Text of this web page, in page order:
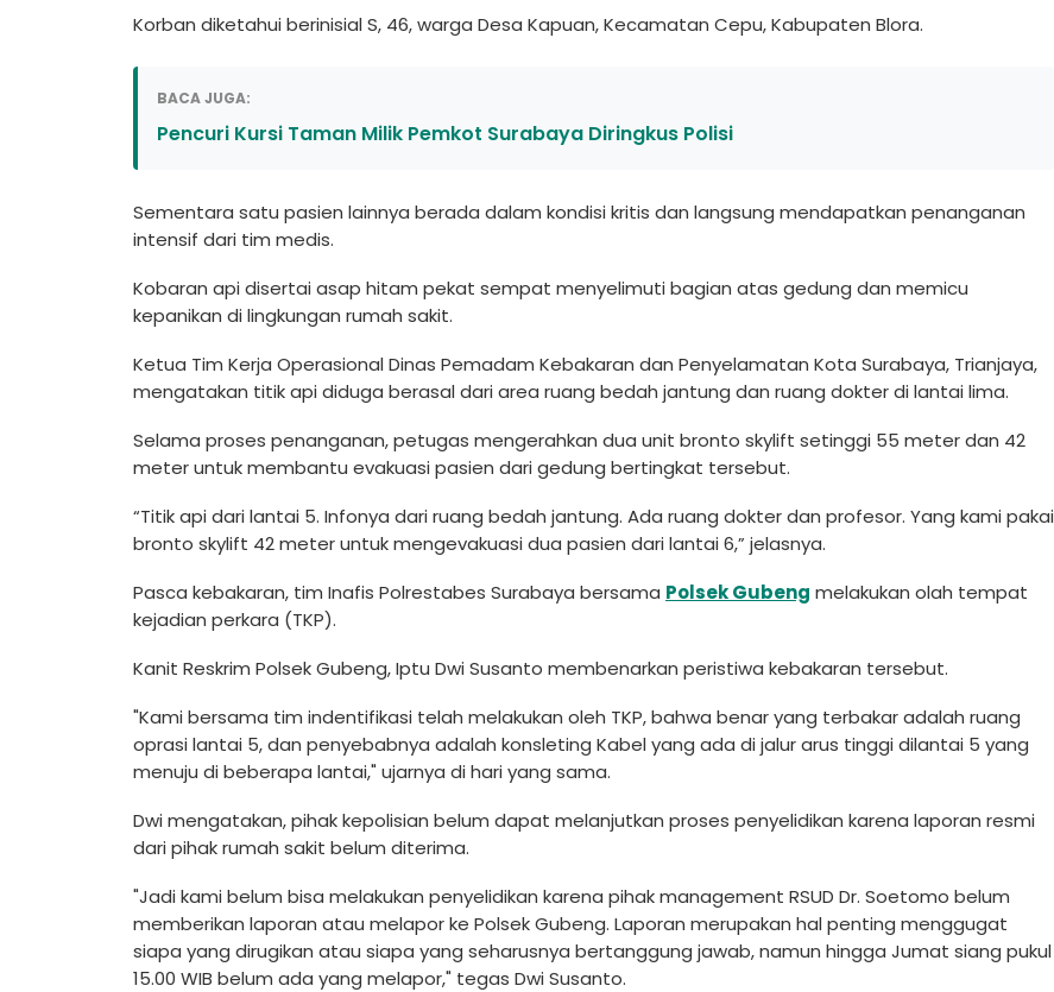
Korban diketahui berinisial S, 46, warga Desa Kapuan, Kecamatan Cepu, Kabupaten Blora.
BACA JUGA:
Pencuri Kursi Taman Milik Pemkot Surabaya Diringkus Polisi
Sementara satu pasien lainnya berada dalam kondisi kritis dan langsung mendapatkan penanganan
intensif dari tim medis.
Kobaran api disertai asap hitam pekat sempat menyelimuti bagian atas gedung dan memicu
kepanikan di lingkungan rumah sakit.
Ketua Tim Kerja Operasional Dinas Pemadam Kebakaran dan Penyelamatan Kota Surabaya, Trianjaya,
mengatakan titik api diduga berasal dari area ruang bedah jantung dan ruang dokter di lantai lima.
Selama proses penanganan, petugas mengerahkan dua unit bronto skylift setinggi 55 meter dan 42
meter untuk membantu evakuasi pasien dari gedung bertingkat tersebut.
“Titik api dari lantai 5. Infonya dari ruang bedah jantung. Ada ruang dokter dan profesor. Yang kami pakai
bronto skylift 42 meter untuk mengevakuasi dua pasien dari lantai 6,” jelasnya.
Pasca kebakaran, tim Inafis Polrestabes Surabaya bersama Polsek Gubeng melakukan olah tempat
kejadian perkara (TKP).
Kanit Reskrim Polsek Gubeng, Iptu Dwi Susanto membenarkan peristiwa kebakaran tersebut.
"Kami bersama tim indentifikasi telah melakukan oleh TKP, bahwa benar yang terbakar adalah ruang
oprasi lantai 5, dan penyebabnya adalah konsleting Kabel yang ada di jalur arus tinggi dilantai 5 yang
menuju di beberapa lantai," ujarnya di hari yang sama.
Dwi mengatakan, pihak kepolisian belum dapat melanjutkan proses penyelidikan karena laporan resmi
dari pihak rumah sakit belum diterima.
"Jadi kami belum bisa melakukan penyelidikan karena pihak management RSUD Dr. Soetomo belum
memberikan laporan atau melapor ke Polsek Gubeng. Laporan merupakan hal penting menggugat
siapa yang dirugikan atau siapa yang seharusnya bertanggung jawab, namun hingga Jumat siang pukul
15.00 WIB belum ada yang melapor," tegas Dwi Susanto.